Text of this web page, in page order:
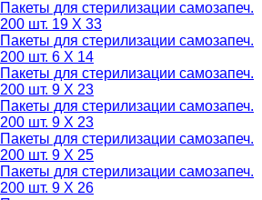
Пакеты для стерилизации самозапеч.
200 шт. 19 Х 33
Пакеты для стерилизации самозапеч.
200 шт. 6 Х 14
Пакеты для стерилизации самозапеч.
200 шт. 9 Х 23
Пакеты для стерилизации самозапеч.
200 шт. 9 Х 23
Пакеты для стерилизации самозапеч.
200 шт. 9 Х 25
Пакеты для стерилизации самозапеч.
200 шт. 9 Х 26